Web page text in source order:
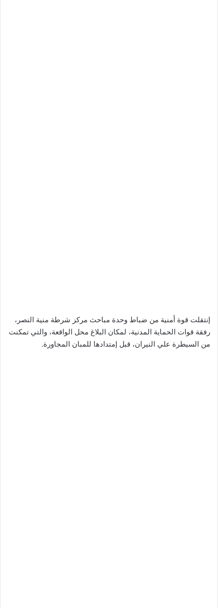
إنتقلت قوة أمنية من ضباط وحدة مباحث مركز شرطة منية النصر،
رفقة قوات الحماية المدنية، لمكان البلاغ محل الواقعة، والتي تمكنت
من السيطرة علي النيران، قبل إمتدادها للمبان المجاورة.